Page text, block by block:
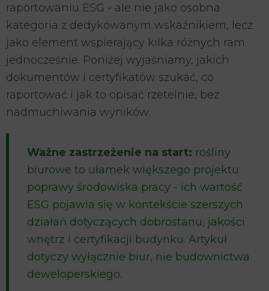
raportowaniu ESG - ale nie jako osobna
kategoria z dedykowanym wskaźnikiem, lecz
jako element wspierający kilka różnych ram
jednocześnie. Poniżej wyjaśniamy, jakich
dokumentów i certyfikatów szukać, co
raportować i jak to opisać rzetelnie, bez
nadmuchiwania wyników.
Ważne zastrzeżenie na start: rośliny
biurowe to ułamek większego projektu
poprawy środowiska pracy - ich wartość
ESG pojawia się w kontekście szerszych
działań dotyczących dobrostanu, jakości
wnętrz i certyfikacji budynku. Artykuł
dotyczy wyłącznie biur, nie budownictwa
deweloperskiego.